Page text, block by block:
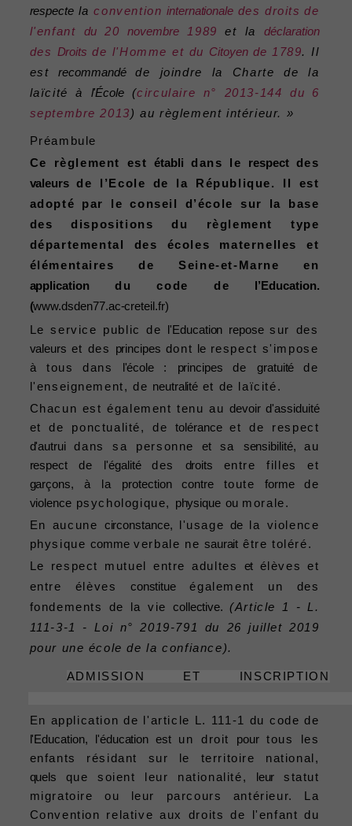
respectelaconvention internationale des droits de
l'enfant du20novembre1989 et ladéclaration
des Droits de l'Homme et du Citoyende 1789. Il
estrecommandéde joindre la Charte de la
laïcité à l'École (circulaire n° 2013-144 du
6
septembre 2013) au règlement intérieur. »
Préambule
Ce règlement estétabli dans le respectdes
valeurs de l’Ecole de la République. Il est
adopté par le conseil d’école sur la base
des dispositions du règlement type
départemental des écoles maternelles et
élémentaires de Seine-et-Marne en
application du code de
l’Education.
(www.dsden77.ac-creteil.fr)
Le service public de
l'Education reposesur des
valeurs et des principes dont lerespect s'impose
à tous dans
l'école : principes de gratuité de
l'enseignement, de neutralité et de laïcité.
Chacun est également tenu au devoir d'assiduité
et de ponctualité, detoléranceet de respect
d'autruidans sa personneet sa sensibilité, au
respect de l'égalitédes droits entre filles et
garçons, à la protection contretouteformede
violencepsychologique, physique oumorale.
En aucune circonstance, l'usagede la violence
physique commeverbale ne saurait être toléré.
Le respect mutuel entre adultes et élèves et
entre élèves constitue également un des
fondements de la vie collective. (Article 1 - L.
111-3-1 - Loi n° 2019-791 du 26 juillet 2019
pour une école de la confiance).
ADMISSION ET INSCRIPTION
En application de l'article L. 111-1 du code de
l'Education,
l'éducation est un droit pourtous les
enfants résidant sur le territoire national,
quels que soient leur nationalité, leur statut
migratoire ou leur parcours antérieur. La
Convention relative aux droits de l'enfant du